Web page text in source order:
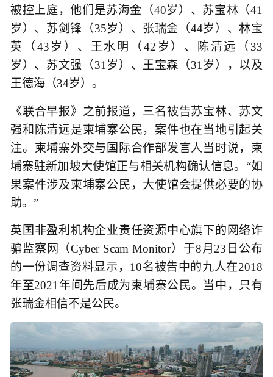
被控上庭，他们是苏海金（40岁）、苏宝林（41
岁）、苏剑锋（35岁）、张瑞金（44岁）、林宝
英（43岁）、王水明（42岁）、陈清远（33
岁）、苏文强（31岁）、王宝森（31岁），以及
王德海（34岁）。
《联合早报》之前报道，三名被告苏宝林、苏文
强和陈清远是柬埔寨公民，案件也在当地引起关
注。柬埔寨外交与国际合作部发言人当时说，柬
埔寨驻新加坡大使馆正与相关机构确认信息。“如
果案件涉及柬埔寨公民，大使馆会提供必要的协
助。”
英国非盈利机构企业责任资源中心旗下的网络诈
骗监察网（Cyber Scam Monitor）于8月23日公布
的一份调查资料显示，10名被告中的九人在2018
年至2021年间先后成为柬埔寨公民。当中，只有
张瑞金相信不是公民。